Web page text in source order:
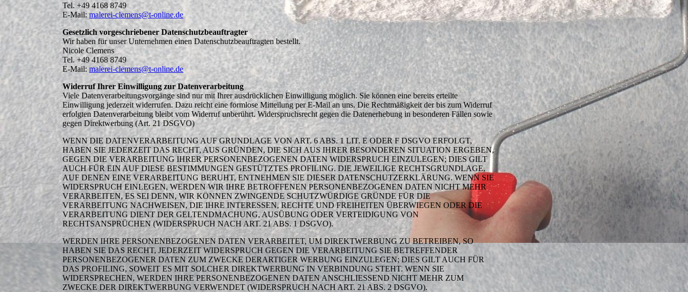
Tel. +49 4168 8749
E-Mail:malerei-clemens@t-online.de
Gesetzlich vorgeschriebener Datenschutzbeauftragter
Wir haben für unser Unternehmen einen Datenschutzbeauftragten bestellt.
Nicole Clemens
Tel. +49 4168 8749
E-Mail: malerei-clemens@t-online.de
Widerruf Ihrer Einwilligung zur Datenverarbeitung
Viele Datenverarbeitungsvorgänge sind nur mit Ihrer ausdrücklichen Einwilligung möglich. Sie können eine bereits erteilte
Einwilligung jederzeit widerrufen. Dazu reicht eine formlose Mitteilung per E-Mail an uns. Die Rechtmäßigkeit der bis zum Widerruf
erfolgten Datenverarbeitung bleibt vom Widerruf unberührt. Widerspruchsrecht gegen die Datenerhebung in besonderen Fällen sowie
gegen Direktwerbung (Art. 21 DSGVO)
WENN DIE DATENVERARBEITUNG AUF GRUNDLAGE VON ART. 6 ABS. 1 LIT. E ODER F DSGVO ERFOLGT,
HABEN SIE JEDERZEIT DAS RECHT, AUS GRÜNDEN, DIE SICH AUS IHRER BESONDEREN SITUATION ERGEBEN,
GEGEN DIE VERARBEITUNG IHRER PERSONENBEZOGENEN DATEN WIDERSPRUCH EINZULEGEN; DIES GILT
AUCH FÜR EIN AUF DIESE BESTIMMUNGEN GESTÜTZTES PROFILING. DIE JEWEILIGE RECHTSGRUNDLAGE,
AUF DENEN EINE VERARBEITUNG BERUHT, ENTNEHMEN SIE DIESER DATENSCHUTZERKLÄRUNG. WENN SIE
WIDERSPRUCH EINLEGEN, WERDEN WIR IHRE BETROFFENEN PERSONENBEZOGENEN DATEN NICHT MEHR
VERARBEITEN, ES SEI DENN, WIR KÖNNEN ZWINGENDE SCHUTZWÜRDIGE GRÜNDE FÜR DIE
VERARBEITUNG NACHWEISEN, DIE IHRE INTERESSEN, RECHTE UND FREIHEITEN ÜBERWIEGEN ODER DIE
VERARBEITUNG DIENT DER GELTENDMACHUNG, AUSÜBUNG ODER VERTEIDIGUNG VON
RECHTSANSPRÜCHEN (WIDERSPRUCH NACH ART. 21 ABS. 1 DSGVO).
WERDEN IHRE PERSONENBEZOGENEN DATEN VERARBEITET, UM DIREKTWERBUNG ZU BETREIBEN, SO
HABEN SIE DAS RECHT, JEDERZEIT WIDERSPRUCH GEGEN DIE VERARBEITUNG SIE BETREFFENDER
PERSONENBEZOGENER DATEN ZUM ZWECKE DERARTIGER WERBUNG EINZULEGEN; DIES GILT AUCH FÜR
DAS PROFILING, SOWEIT ES MIT SOLCHER DIREKTWERBUNG IN VERBINDUNG STEHT. WENN SIE
WIDERSPRECHEN, WERDEN IHRE PERSONENBEZOGENEN DATEN ANSCHLIESSEND NICHT MEHR ZUM
ZWECKE DER DIREKTWERBUNG VERWENDET (WIDERSPRUCH NACH ART. 21 ABS. 2 DSGVO).